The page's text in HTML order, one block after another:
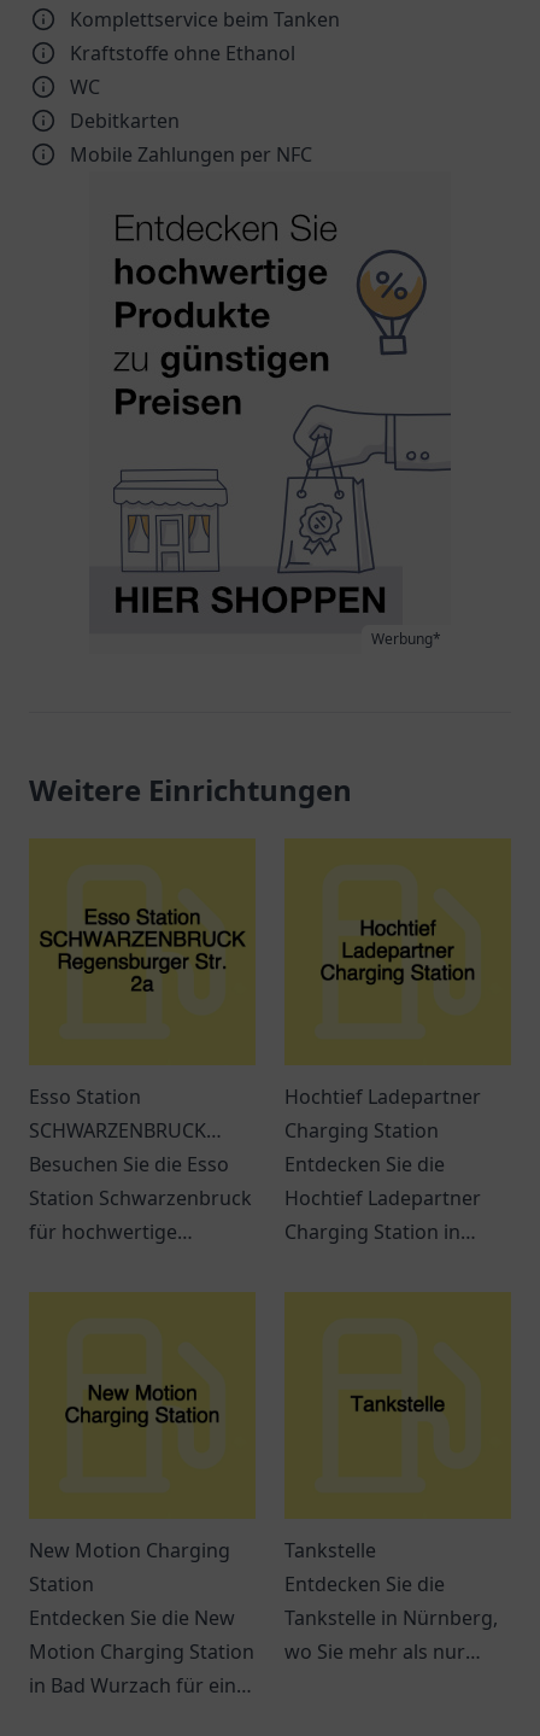
Komplettservice beim Tanken
Kraftstoffe ohne Ethanol
WC
Debitkarten
Mobile Zahlungen per NFC
Werbung*
Weitere Einrichtungen
Esso Station
SCHWARZENBRUCK
Regensburger Str. 2a
Besuchen Sie die Esso
Station Schwarzenbruck
für hochwertige
erstklassigen Service.
Hochtief Ladepartner
Charging Station
Entdecken Sie die
Hochtief Ladepartner
Charging Station in
komfortable Ladestation
New Motion Charging
Station
Entdecken Sie die New
Motion Charging Station
in Bad Wurzach für eine
Tankstelle
Entdecken Sie die
Tankstelle in Nürnberg,
wo Sie mehr als nur